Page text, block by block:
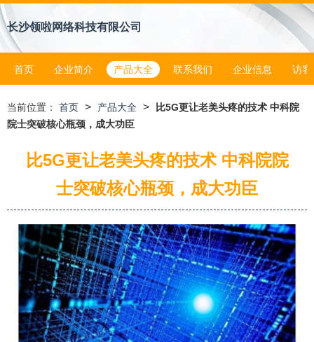
长沙领啦网络科技有限公司
首页 企业简介 产品大全 联系我们 企业信息 访客
当前位置： 首页 > 产品大全 >
比5G更让老美头疼的技术 中科院
院士突破核心瓶颈，成大功臣
比5G更让老美头疼的技术 中科院院
士突破核心瓶颈，成大功臣